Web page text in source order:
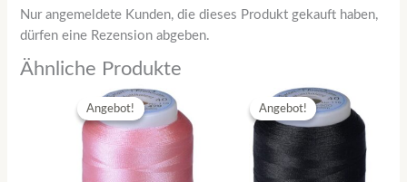
Nur angemeldete Kunden, die dieses Produkt gekauft haben,
dürfen eine Rezension abgeben.
Ähnliche Produkte
Angebot!
Angebot!
Ursprünglicher
Preis
war:
CHF 5.90
Preis
ist:
CHF 4.13.
Angebot!
Angebot!
Ursprünglicher
Preis
war:
CHF 5.90
Preis
ist:
CHF 4.13.